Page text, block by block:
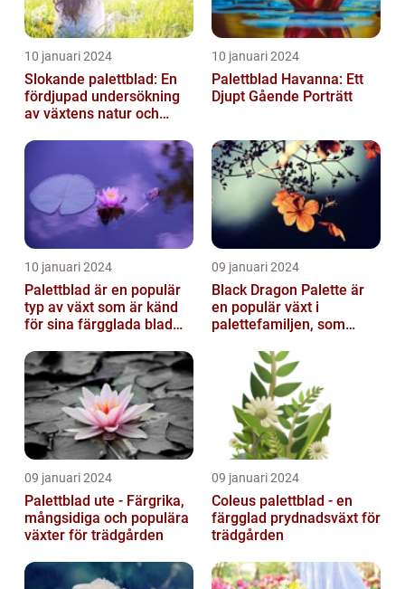
10 januari 2024
Slokande palettblad: En
fördjupad undersökning
av växtens natur och
10 januari 2024
Palettblad Havanna: Ett
Djupt Gående Porträtt
10 januari 2024
Palettblad är en populär
typ av växt som är känd
för sina färgglada blad
egenskaper...
09 januari 2024
Black Dragon Palette är
en populär växt i
palettefamiljen, som
mörka, nästan sv...
09 januari 2024
Palettblad ute - Färgrika,
mångsidiga och populära
växter för trädgården
09 januari 2024
Coleus palettblad - en
färgglad prydnadsväxt för
trädgården